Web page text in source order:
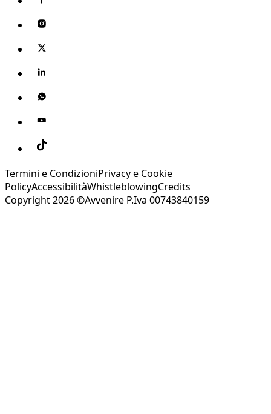
Termini e CondizioniPrivacy e Cookie
PolicyAccessibilitàWhistleblowingCredits
Copyright 2026 ©Avvenire P.Iva 00743840159